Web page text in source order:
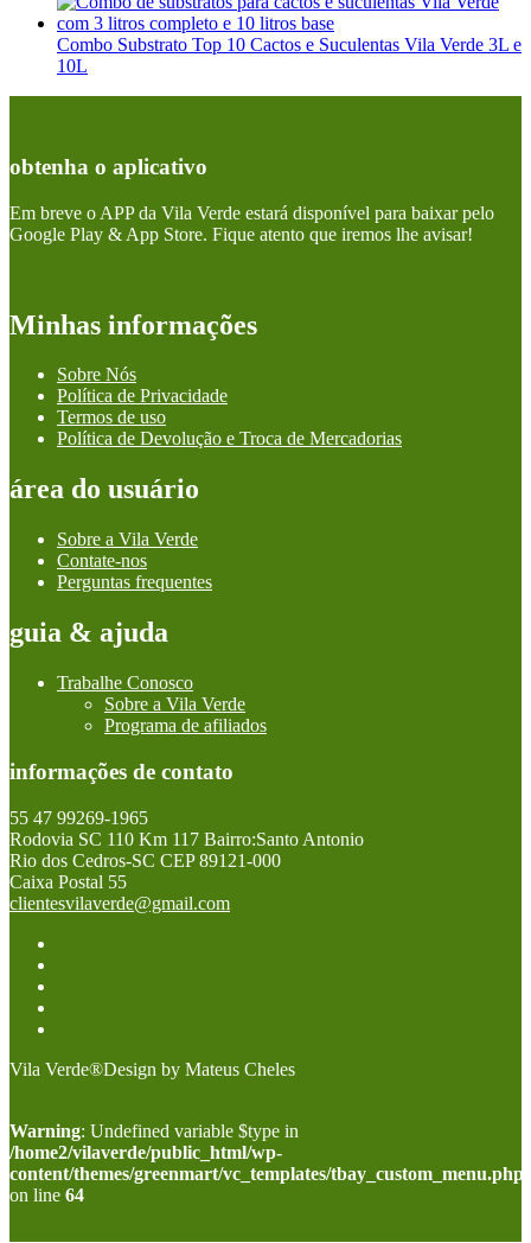
Combo Substrato Top 10 Cactos e Suculentas Vila Verde 3L e
10L
obtenha o aplicativo
Em breve o APP da Vila Verde estará disponível para baixar pelo
Google Play & App Store. Fique atento que iremos lhe avisar!
Minhas informações
Sobre Nós
Política de Privacidade
Termos de uso
Política de Devolução e Troca de Mercadorias
área do usuário
Sobre a Vila Verde
Contate-nos
Perguntas frequentes
guia & ajuda
Trabalhe Conosco
Sobre a Vila Verde
Programa de afiliados
informações de contato
55 47 99269-1965
Rodovia SC 110 Km 117 Bairro:Santo Antonio
Rio dos Cedros-SC CEP 89121-000
Caixa Postal 55
clientesvilaverde@gmail.com
Vila Verde®Design by Mateus Cheles
Warning: Undefined variable $type in
/home2/vilaverde/public_html/wp-
content/themes/greenmart/vc_templates/tbay_custom_menu.php
on line 64